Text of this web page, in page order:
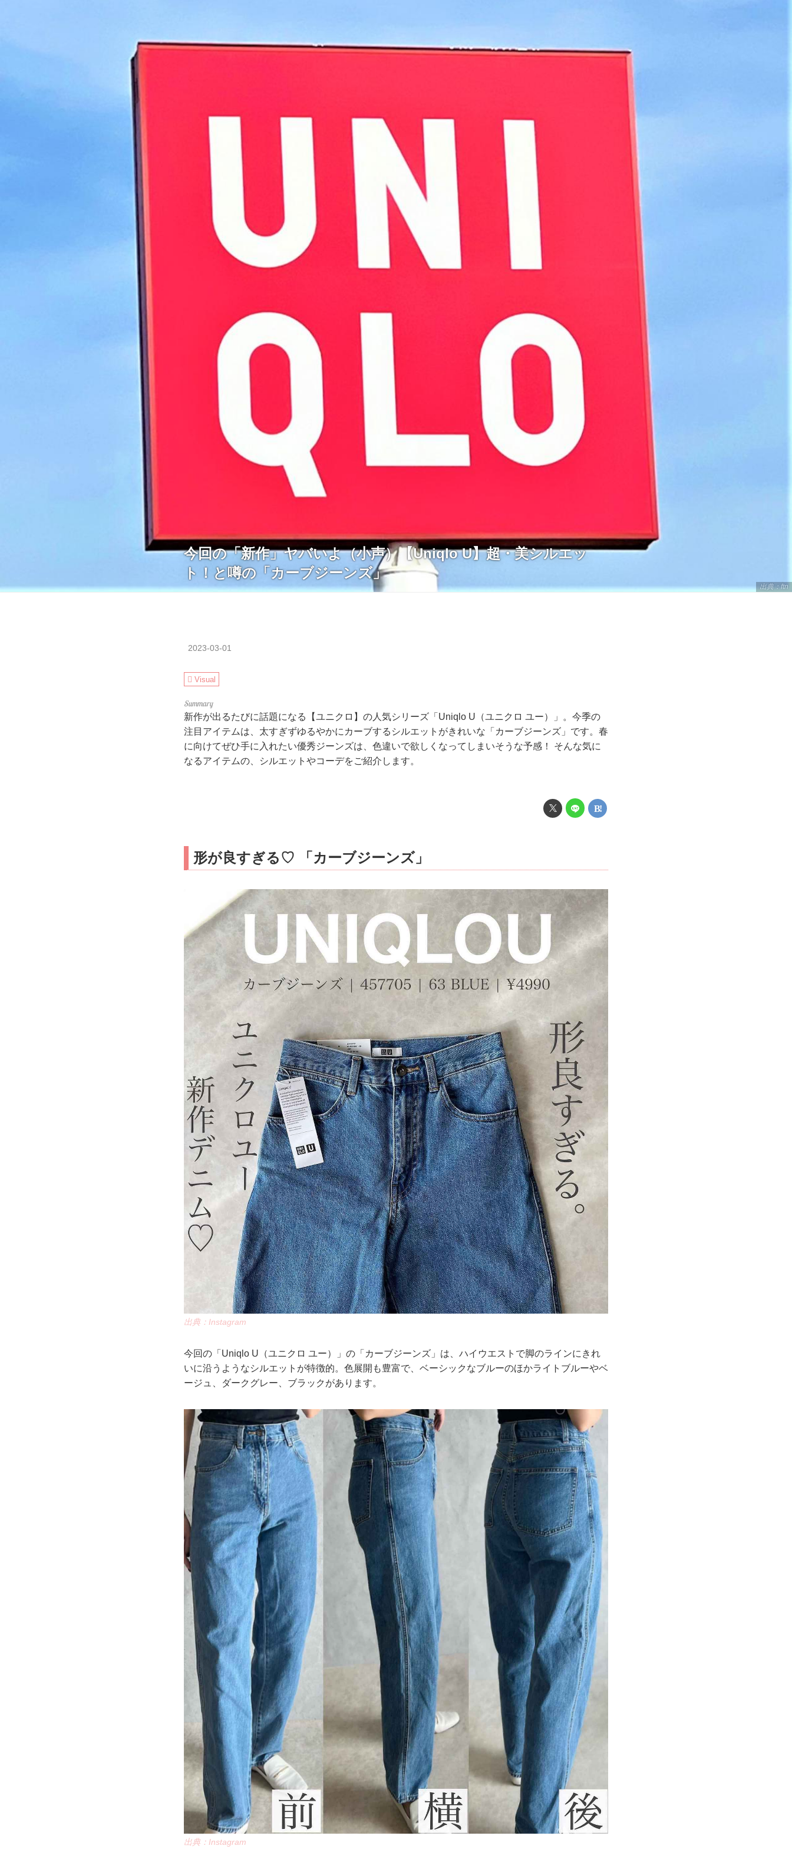
出典：ftn
今回の「新作」ヤバいよ（小声）【Uniqlo U】超・美シルエッ
ト！と噂の「カーブジーンズ」
2023-03-01
Visual
新作が出るたびに話題になる【ユニクロ】の人気シリーズ「Uniqlo U（ユニクロ ユー）」。今季の
注目アイテムは、太すぎずゆるやかにカーブするシルエットがきれいな「カーブジーンズ」です。春
に向けてぜひ手に入れたい優秀ジーンズは、色違いで欲しくなってしまいそうな予感！ そんな気に
なるアイテムの、シルエットやコーデをご紹介します。
形が良すぎる♡ 「カーブジーンズ」
出典：Instagram
今回の「Uniqlo U（ユニクロ ユー）」の「カーブジーンズ」は、ハイウエストで脚のラインにきれ
いに沿うようなシルエットが特徴的。色展開も豊富で、ベーシックなブルーのほかライトブルーやベ
ージュ、ダークグレー、ブラックがあります。
出典：Instagram